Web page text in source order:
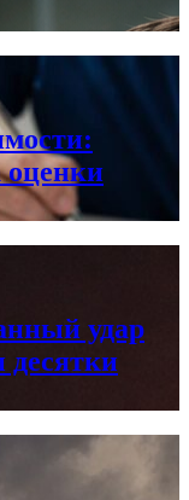
оценки
удар
десятки